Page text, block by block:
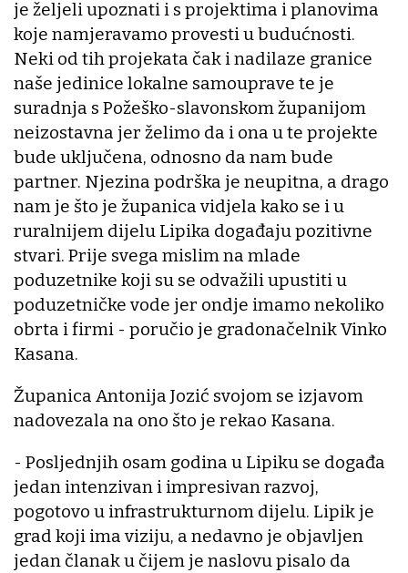
je željeli upoznati i s projektima i planovima
koje namjeravamo provesti u budućnosti.
Neki od tih projekata čak i nadilaze granice
naše jedinice lokalne samouprave te je
suradnja s Požeško-slavonskom županijom
neizostavna jer želimo da i ona u te projekte
bude uključena, odnosno da nam bude
partner. Njezina podrška je neupitna, a drago
nam je što je županica vidjela kako se i u
ruralnijem dijelu Lipika događaju pozitivne
stvari. Prije svega mislim na mlade
poduzetnike koji su se odvažili upustiti u
poduzetničke vode jer ondje imamo nekoliko
obrta i firmi - poručio je gradonačelnik Vinko
Kasana.
Županica Antonija Jozić svojom se izjavom
nadovezala na ono što je rekao Kasana.
- Posljednjih osam godina u Lipiku se događa
jedan intenzivan i impresivan razvoj,
pogotovo u infrastrukturnom dijelu. Lipik je
grad koji ima viziju, a nedavno je objavljen
jedan članak u čijem je naslovu pisalo da